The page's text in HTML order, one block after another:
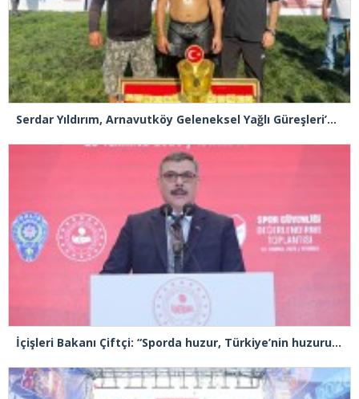
Serdar Yıldırım, Arnavutköy Geleneksel Yağlı Güreşleri’nin Başpehlivanı
İçişleri Bakanı Çiftçi: “Sporda huzur, Türkiye’nin huzuru demektir”